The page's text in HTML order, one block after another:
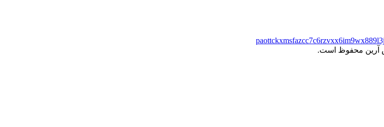
آرین محفوظ است.